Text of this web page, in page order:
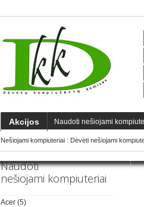
Akcijos Naudoti nešiojami
Nešiojami kompiuteriai : Dėvėti nešiojami
Naudoti
nešiojami kompiuteriai
Acer (5)